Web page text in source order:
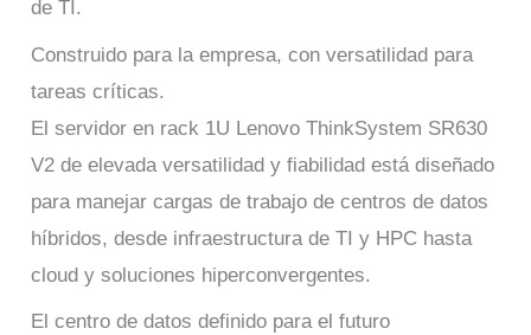
de TI.
Construido para la empresa, con versatilidad para
tareas críticas.
El servidor en rack 1U Lenovo ThinkSystem SR630
V2 de elevada versatilidad y fiabilidad está diseñado
para manejar cargas de trabajo de centros de datos
híbridos, desde infraestructura de TI y HPC hasta
cloud y soluciones hiperconvergentes.
El centro de datos definido para el futuro